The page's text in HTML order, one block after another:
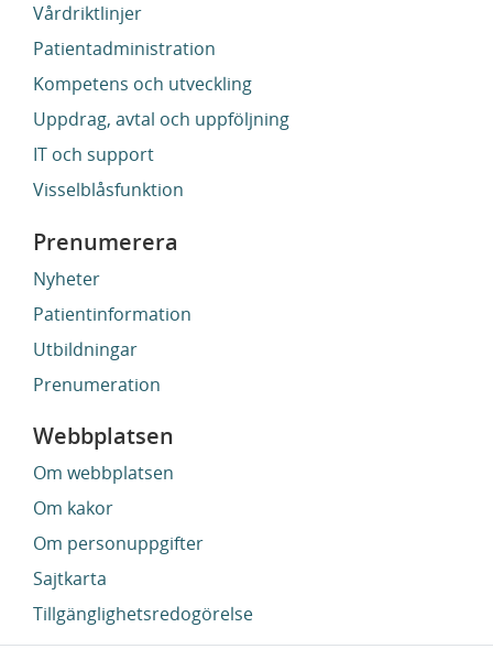
Vårdriktlinjer
Patientadministration
Kompetens och utveckling
Uppdrag, avtal och uppföljning
IT och support
Visselblåsfunktion
Prenumerera
Nyheter
Patientinformation
Utbildningar
Prenumeration
Webbplatsen
Om webbplatsen
Om kakor
Om personuppgifter
Sajtkarta
Tillgänglighetsredogörelse